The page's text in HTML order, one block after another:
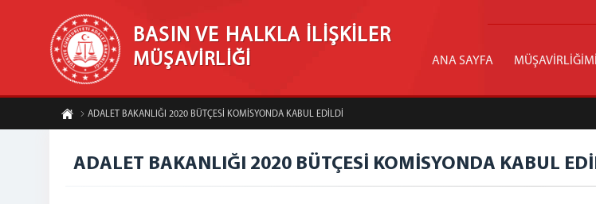
BASIN VE HALKLA İLİŞKİLER
MÜŞAVİRLİĞİ ANA SAYFA
ADALET BAKANLIĞI 2020 BÜTÇESİ KOMİSYONDA KABUL EDİLDİ
ADALET BAKANLIĞI 2020 BÜTÇESİ KOMİSYONDA KABUL